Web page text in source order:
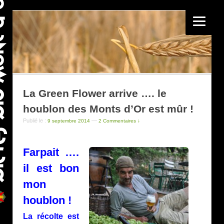
La Green Flower arrive …. le
houblon des Monts d’Or est mûr !
Publié le : 9 septembre 2014 — 2 Commentaires ↓
Farpait ….
il est bon
mon
houblon !
La récolte est